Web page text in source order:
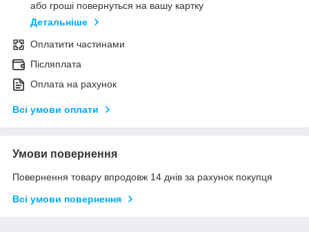
або гроші повернуться на вашу картку
Детальніше
Оплатити частинами
Післяплата
Оплата на рахунок
Всі умови оплати
Умови повернення
Повернення товару впродовж 14 днів за рахунок покупця
Всі умови повернення